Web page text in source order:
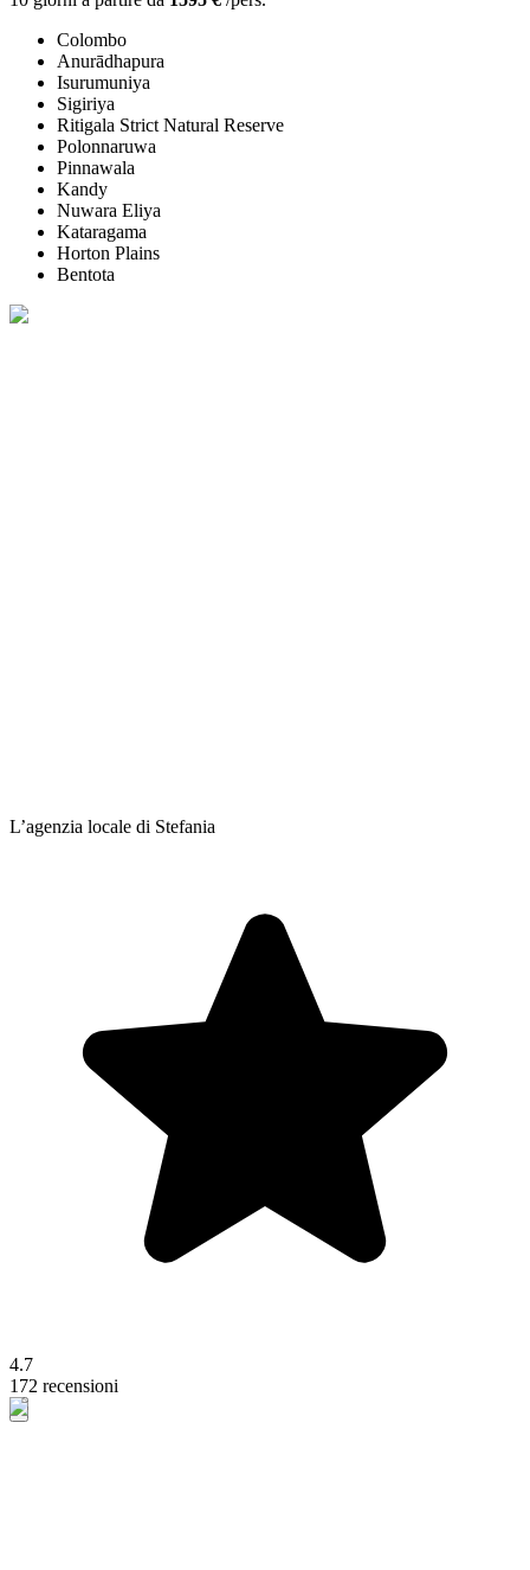
Colombo
Anurādhapura
Isurumuniya
Sigiriya
Ritigala Strict Natural Reserve
Polonnaruwa
Pinnawala
Kandy
Nuwara Eliya
Kataragama
Horton Plains
Bentota
L’agenzia locale di Stefania
4.7
172 recensioni